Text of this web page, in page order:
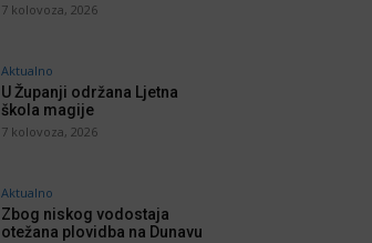
7 kolovoza, 2026
Aktualno
U Županji održana Ljetna
škola magije
7 kolovoza, 2026
Aktualno
Zbog niskog vodostaja
otežana plovidba na Dunavu